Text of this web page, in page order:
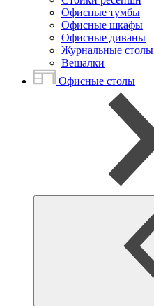
Офисные тумбы
Офисные шкафы
Офисные диваны
Журнальные столы
Вешалки
Офисные столы